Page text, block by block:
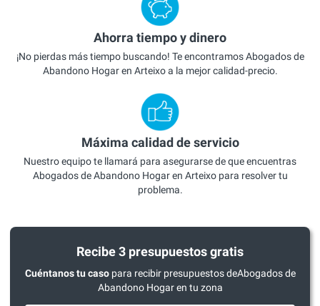
Ahorra tiempo y dinero
¡No pierdas más tiempo buscando! Te encontramos Abogados de
Abandono Hogar en Arteixo a la mejor calidad-precio.
Máxima calidad de servicio
Nuestro equipo te llamará para asegurarse de que encuentras
Abogados de Abandono Hogar en Arteixo para resolver tu
problema.
Recibe 3 presupuestos gratis
Cuéntanos tu casopara recibir presupuestos deAbogados de
Abandono Hogar en tu zona